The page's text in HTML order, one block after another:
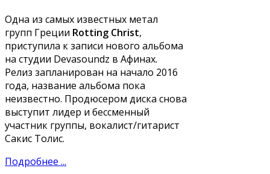
Одна из самых известных метал
групп Греции Rotting Christ,
приступила к записи нового альбома
на студии Devasoundz в Афинах.
Релиз запланирован на начало 2016
года, название альбома пока
неизвестно. Продюсером диска снова
выступит лидер и бессменный
участник группы, вокалист/гитарист
Сакис Толис.
Подробнее ...